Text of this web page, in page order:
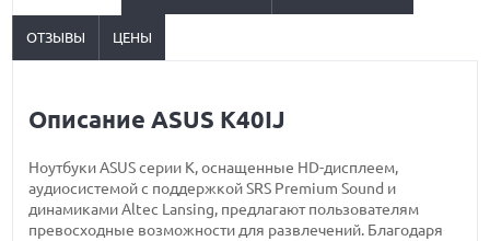
ОТЗЫВЫ ЦЕНЫ
Описание ASUS K40IJ
Ноутбуки ASUS серии К, оснащенные HD-дисплеем,
аудиосистемой с поддержкой SRS Premium Sound и
динамиками Altec Lansing, предлагают пользователям
превосходные возможности для развлечений. Благодаря